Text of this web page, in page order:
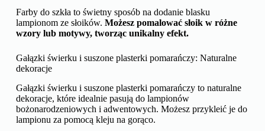
Farby do szkła to świetny sposób na dodanie blasku
lampionom ze słoików. Możesz pomalować słoik w różne
wzory lub motywy, tworząc unikalny efekt.
Gałązki świerku i suszone plasterki pomarańczy: Naturalne
dekoracje
Gałązki świerku i suszone plasterki pomarańczy to naturalne
dekoracje, które idealnie pasują do lampionów
bożonarodzeniowych i adwentowych. Możesz przykleić je do
lampionu za pomocą kleju na gorąco.